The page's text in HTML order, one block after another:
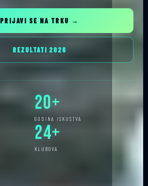
PRIJAVI SE NA TRKU →
REZULTATI 2026
20+
GODINA ISKUSTVA
24+
KLUBOVA